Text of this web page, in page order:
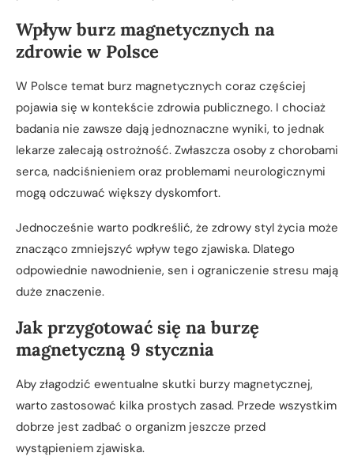
Wpływ burz magnetycznych na
zdrowie w Polsce
W Polsce temat burz magnetycznych coraz częściej
pojawia się w kontekście zdrowia publicznego. I chociaż
badania nie zawsze dają jednoznaczne wyniki, to jednak
lekarze zalecają ostrożność. Zwłaszcza osoby z chorobami
serca, nadciśnieniem oraz problemami neurologicznymi
mogą odczuwać większy dyskomfort.
Jednocześnie warto podkreślić, że zdrowy styl życia może
znacząco zmniejszyć wpływ tego zjawiska. Dlatego
odpowiednie nawodnienie, sen i ograniczenie stresu mają
duże znaczenie.
Jak przygotować się na burzę
magnetyczną 9 stycznia
Aby złagodzić ewentualne skutki burzy magnetycznej,
warto zastosować kilka prostych zasad. Przede wszystkim
dobrze jest zadbać o organizm jeszcze przed
wystąpieniem zjawiska.